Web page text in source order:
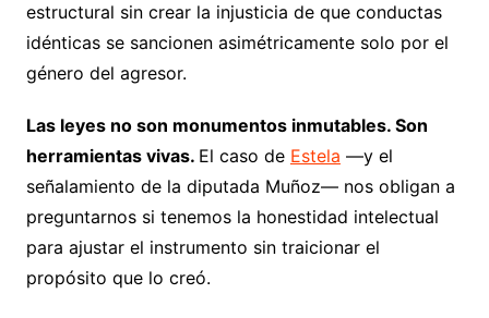
estructural sin crear la injusticia de que conductas
idénticas se sancionen asimétricamente solo por el
género del agresor.
Las leyes no son monumentos inmutables. Son
herramientas vivas. El caso de Estela —y el
señalamiento de la diputada Muñoz— nos obligan a
preguntarnos si tenemos la honestidad intelectual
para ajustar el instrumento sin traicionar el
propósito que lo creó.